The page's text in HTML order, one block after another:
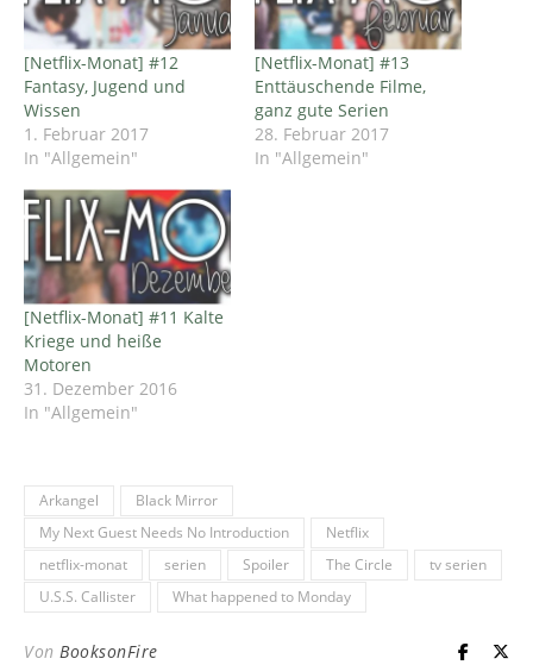
[Netflix-Monat] #12
Fantasy, Jugend und
Wissen
1. Februar 2017
In "Allgemein"
[Netflix-Monat] #13
Enttäuschende Filme,
ganz gute Serien
28. Februar 2017
In "Allgemein"
[Netflix-Monat] #11 Kalte
Kriege und heiße
Motoren
31. Dezember 2016
In "Allgemein"
Arkangel
Black Mirror
My Next Guest Needs No Introduction
Netflix
netflix-monat
serien Spoiler The Circle
tv serien
U.S.S. Callister
What happened to Monday
Von BooksonFire